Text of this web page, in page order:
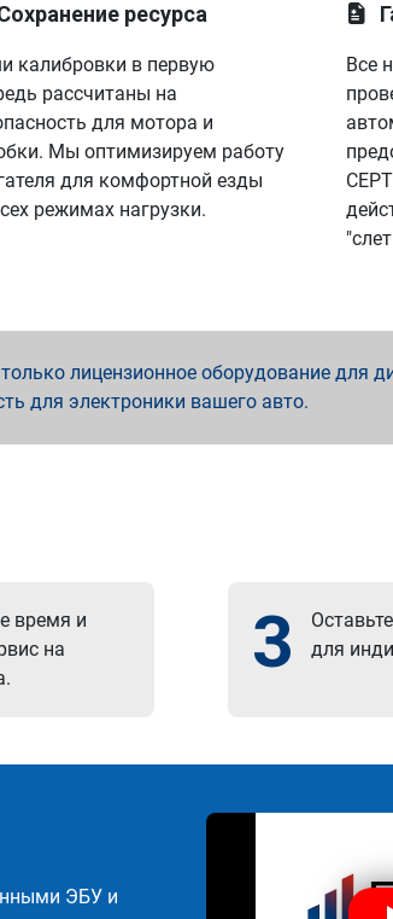
ресурса
калибровки в первую
рассчитаны на
для мотора и
Мы оптимизируем работу
для комфортной езды
режимах нагрузки.
Все
лицензионное оборудование для
для электроники вашего авто.
время и
на
3
для
ЭБУ и